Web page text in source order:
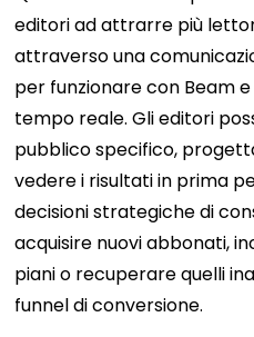
editori ad attrarre più
attraverso una
per funzionare con Beam e
tempo reale. Gli editori
pubblico specifico,
vedere i risultati in prima
decisioni strategiche di
acquisire nuovi abbonati,
piani o recuperare quelli
funnel di conversione.